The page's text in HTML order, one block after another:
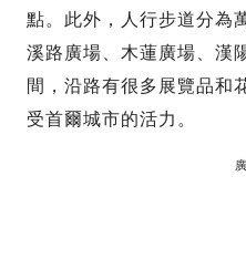
點。此外，人行步道分為
溪路廣場、木蓮廣場、漢
間，沿路有很多展覽品和
受首爾城市的活力。